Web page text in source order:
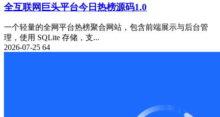
全互联网巨头平台今日热榜源码1.0
一个轻量的全网平台热榜聚合网站，包含前端展示与后台管
理，使用 SQLite 存储，支...
2026-07-25 64